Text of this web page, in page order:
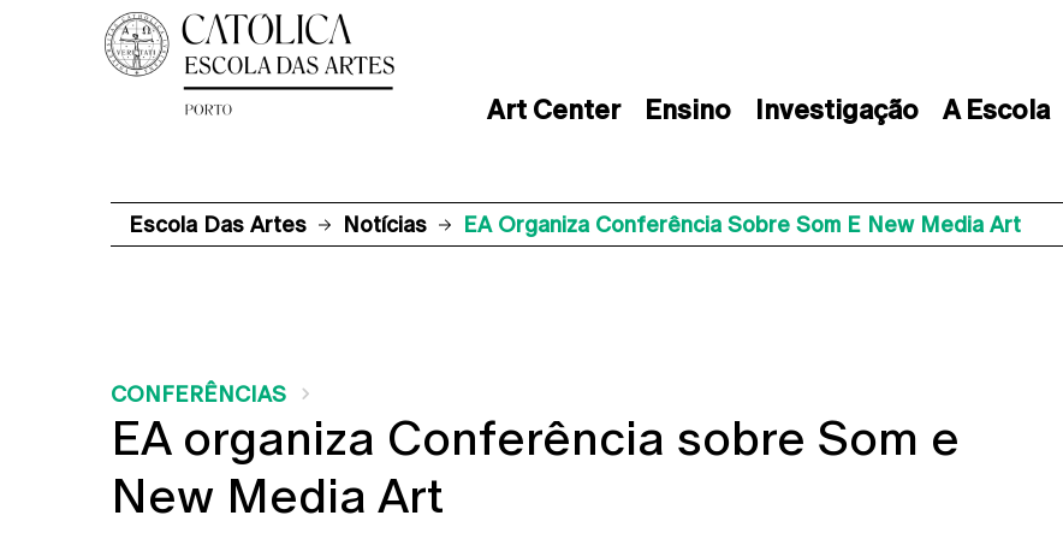
Art Center Ensino Investigação A Escola
Escola Das Artes Notícias EA Organiza Conferência Sobre Som E New Media Art
CONFERÊNCIAS
EA organiza Conferência sobre Som e
New Media Art